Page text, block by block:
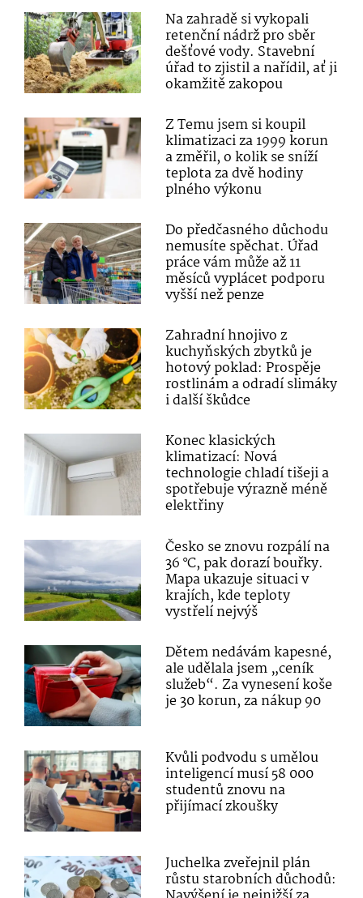
Na zahradě si vykopali
retenční nádrž pro sběr
dešťové vody. Stavební
úřad to zjistil a nařídil, ať ji
okamžitě zakopou
Z Temu jsem si koupil
klimatizaci za 1999 korun
a změřil, o kolik se sníží
teplota za dvě hodiny
plného výkonu
Do předčasného důchodu
nemusíte spěchat. Úřad
práce vám může až 11
měsíců vyplácet podporu
vyšší než penze
Zahradní hnojivo z
kuchyňských zbytků je
hotový poklad: Prospěje
rostlinám a odradí slimáky
i další škůdce
Konec klasických
klimatizací: Nová
technologie chladí tišeji a
spotřebuje výrazně méně
elektřiny
Česko se znovu rozpálí na
36 °C, pak dorazí bouřky.
Mapa ukazuje situaci v
krajích, kde teploty
vystřelí nejvýš
Dětem nedávám kapesné,
ale udělala jsem „ceník
služeb“. Za vynesení koše
je 30 korun, za nákup 90
Kvůli podvodu s umělou
inteligencí musí 58 000
studentů znovu na
přijímací zkoušky
Juchelka zveřejnil plán
růstu starobních důchodů: